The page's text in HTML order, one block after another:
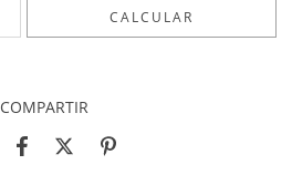
CALCULAR
COMPARTIR